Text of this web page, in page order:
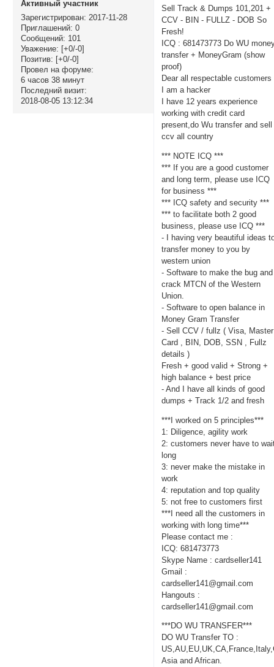
Активный участник
Зарегистрирован: 2017-11-28
Приглашений: 0
Сообщений: 101
Уважение: [+0/-0]
Позитив: [+0/-0]
Провел на форуме:
6 часов 38 минут
Последний визит:
2018-08-05 13:12:34
Sell Track & Dumps 101,201 +
CCV - BIN - FULLZ - DOB So
Fresh!
ICQ : 681473773 Do WU
transfer + MoneyGram (show
proof)
Dear all respectable customers
I am a hacker
I have 12 years experience
working with credit card
present,do Wu transfer and sell
ccv all country
*** NOTE ICQ ***
*** If you are a good customer
and long term, please use ICQ
for business ***
*** ICQ safety and security ***
*** to facilitate both 2 good
business, please use ICQ ***
- I having very beautiful ideas
transfer money to you by
western union
- Software to make the bug and
crack MTCN of the Western
Union.
- Software to open balance in
Money Gram Transfer
- Sell CCV / fullz ( Visa, Master
Card , BIN, DOB, SSN , Fullz
details )
Fresh + good valid + Strong +
high balance + best price
- And I have all kinds of good
dumps + Track 1/2 and fresh
***I worked on 5 principles***
1: Diligence, agility work
2: customers never have to
long
3: never make the mistake in
work
4: reputation and top quality
5: not free to customers first
***I need all the customers in
working with long time***
Please contact me :
ICQ: 681473773
Skype Name : cardseller141
Gmail :
cardseller141@gmail.com
Hangouts :
cardseller141@gmail.com
***DO WU TRANSFER***
DO WU Transfer TO :
Asia and African.